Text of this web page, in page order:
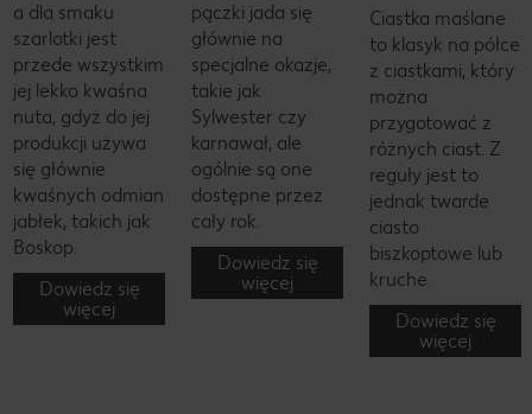
a dla smaku
szarlotki jest
przede wszystkim
jej lekko kwaśna
nuta, gdyż do jej
produkcji używa
się głównie
kwaśnych odmian
jabłek, takich jak
Boskop.
Dowiedz się
więcej
pączki jada się
głównie na
specjalne okazje,
takie jak
Sylwester czy
karnawał, ale
ogólnie są one
dostępne przez
cały rok.
Dowiedz się
więcej
Ciastka maślane
to klasyk na półce
z ciastkami, który
można
przygotować z
różnych ciast. Z
reguły jest to
jednak twarde
ciasto
biszkoptowe lub
kruche.
Dowiedz się
więcej